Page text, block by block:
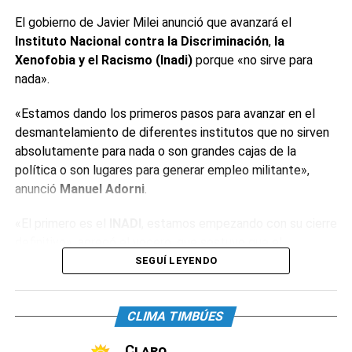
El gobierno de Javier Milei anunció que avanzará el
Instituto Nacional contra la Discriminación, la
Xenofobia y el Racismo (Inadi)porque «no sirve para
nada».
«Estamos dando los primeros pasos para avanzar en el
desmantelamiento de diferentes institutos que no sirven
absolutamente para nada o son grandes cajas de la
política o son lugares para generar empleo militante»,
anunció Manuel Adorni.
organismo «tiene alrededor de 400 empleados y decenas
idoneidad», reconoció.
SEGUÍ LEYENDO
CLIMA TIMBÚES